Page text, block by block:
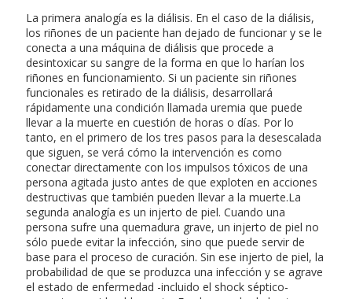
La primera analogía es la diálisis. En el caso de la diálisis,
los riñones de un paciente han dejado de funcionar y se le
conecta a una máquina de diálisis que procede a
desintoxicar su sangre de la forma en que lo harían los
riñones en funcionamiento. Si un paciente sin riñones
funcionales es retirado de la diálisis, desarrollará
rápidamente una condición llamada uremia que puede
llevar a la muerte en cuestión de horas o días. Por lo
tanto, en el primero de los tres pasos para la desescalada
que siguen, se verá cómo la intervención es como
conectar directamente con los impulsos tóxicos de una
persona agitada justo antes de que exploten en acciones
destructivas que también pueden llevar a la muerte.La
segunda analogía es un injerto de piel. Cuando una
persona sufre una quemadura grave, un injerto de piel no
sólo puede evitar la infección, sino que puede servir de
base para el proceso de curación. Sin ese injerto de piel, la
probabilidad de que se produzca una infección y se agrave
el estado de enfermedad -incluido el shock séptico-